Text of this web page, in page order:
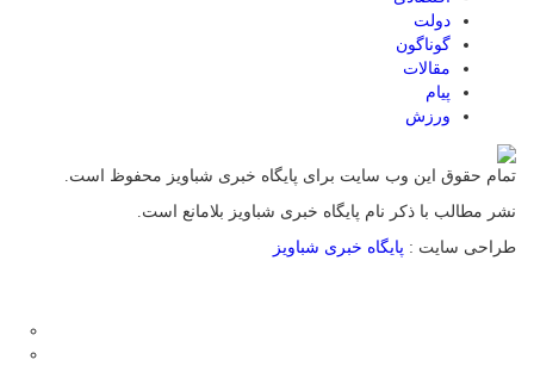
دولت
گوناگون
مقالات
پیام
ورزش
تمام حقوق این وب سایت برای پایگاه خبری شباویز محفوظ است.
نشر مطالب با ذکر نام پایگاه خبری شباویز بلامانع است.
طراحی سایت : پایگاه خبری شباویز